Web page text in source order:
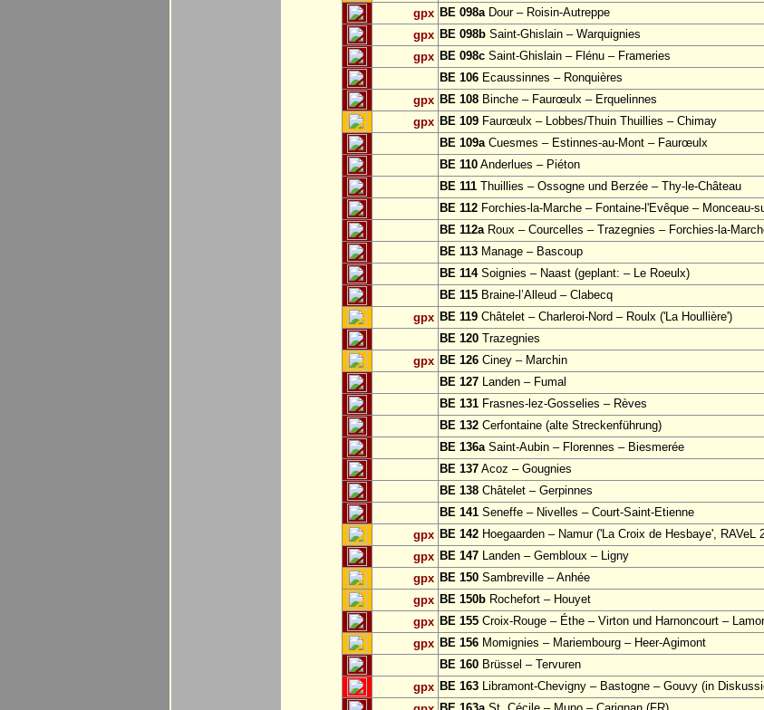
gpx BE 098aDour – Roisin-Autreppe
gpx BE 098b Saint-Ghislain – Warquignies
gpx BE 098c Saint-Ghislain – Flénu – Frameries
BE 106 Ecaussinnes – Ronquières
gpx BE 108 Binche – Faurœulx – Erquelinnes
gpx BE 109 Faurœulx – Lobbes/Thuin Thuillies – Chimay
BE 109aCuesmes – Estinnes-au-Mont – Faurœulx
BE 110 Anderlues – Piéton
BE 111 Thuillies – Ossogne und Berzée – Thy-le-Château
BE 112 Forchies-la-Marche – Fontaine-l'Evêque – Monceau-
BE 112aRoux – Courcelles – Trazegnies – Forchies-la-
BE 113 Manage – Bascoup
BE 114Soignies – Naast (geplant: – Le Roeulx)
BE 115 Braine-l’Alleud – Clabecq
gpx BE 119 Châtelet – Charleroi-Nord – Roulx ('La Houllière')
BE 120 Trazegnies
gpx BE 126 Ciney – Marchin
BE 127 Landen – Fumal
BE 131 Frasnes-lez-Gosselies – Rèves
BE 132 Cerfontaine (alte Streckenführung)
BE 136aSaint-Aubin – Florennes – Biesmerée
BE 137 Acoz – Gougnies
BE 138 Châtelet – Gerpinnes
BE 141 Seneffe – Nivelles – Court-Saint-Etienne
gpx BE 142 Hoegaarden – Namur ('La Croix de Hesbaye', RAVeL
gpx BE 147 Landen – Gembloux – Ligny
gpx BE 150 Sambreville – Anhée
gpx BE 150b Rochefort – Houyet
gpx BE 155 Croix-Rouge – Éthe – Virton und Harnoncourt –
gpx BE 156 Momignies – Mariembourg – Heer-Agimont
BE 160 Brüssel – Tervuren
gpx BE 163 Libramont-Chevigny – Bastogne – Gouvy (in